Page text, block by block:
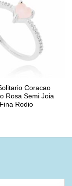
Coracao
Rosa Semi Joia
Fina Rodio